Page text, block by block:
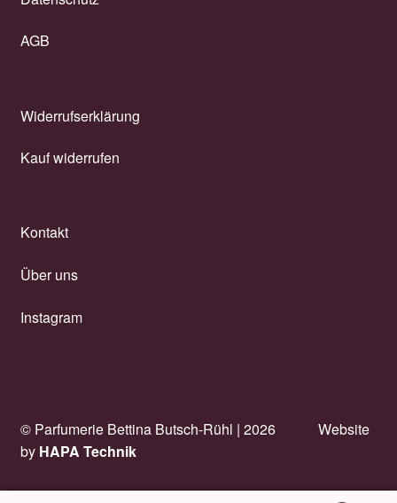
AGB
Widerrufserklärung
Kauf widerrufen
Kontakt
Über uns
Instagram
© Parfumerie Bettina Butsch-Rühl | 2026
Website
by HAPA Technik